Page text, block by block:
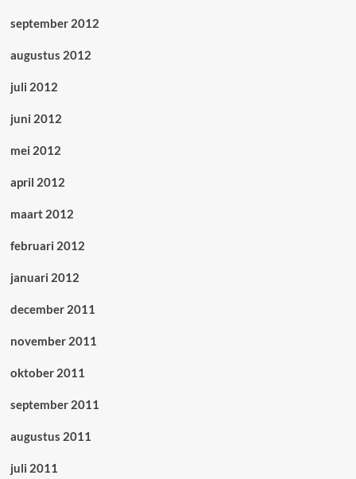
september 2012
augustus 2012
juli 2012
juni 2012
mei 2012
april 2012
maart 2012
februari 2012
januari 2012
december 2011
november 2011
oktober 2011
september 2011
augustus 2011
juli 2011